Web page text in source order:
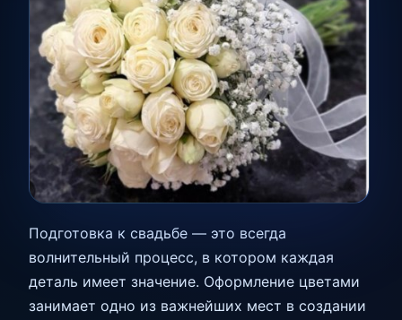
Подготовка к свадьбе — это всегда
волнительный процесс, в котором каждая
деталь имеет значение. Оформление цветами
занимает одно из важнейших мест в создании